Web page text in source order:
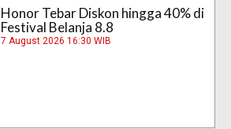
Honor Tebar Diskon hingga 40% di
Festival Belanja 8.8
7 August 2026 16:30 WIB